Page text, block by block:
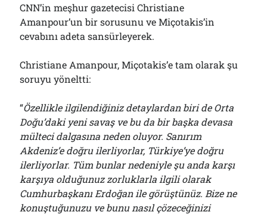
CNN’in meşhur gazetecisi Christiane
Amanpour’un bir sorusunu ve Miçotakis’in
cevabını adeta sansürleyerek.
Christiane Amanpour, Miçotakis’e tam olarak şu
soruyu yöneltti:
“Özellikle ilgilendiğiniz detaylardan biri de Orta
Doğu’daki yeni savaş ve bu da bir başka devasa
mülteci dalgasına neden oluyor. Sanırım
Akdeniz’e doğru ilerliyorlar, Türkiye’ye doğru
ilerliyorlar. Tüm bunlar nedeniyle şu anda karşı
karşıya olduğunuz zorluklarla ilgili olarak
Cumhurbaşkanı Erdoğan ile görüştünüz. Bize ne
konuştuğunuzu ve bunu nasıl çözeceğinizi